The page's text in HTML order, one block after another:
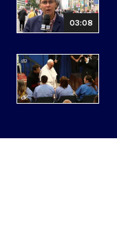
03:08